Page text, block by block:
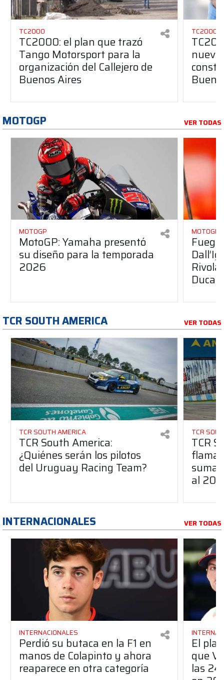
TC2000
TC2000: el plan que trazó
Tango Motorsport para la
organización del Callejero de
Buenos Aires
TC2000
MOTOGP VER TODAS
MOTOGP
MotoGP: Yamaha presentó
su diseño para la temporada
2026
MOTOGP
Ducati
TCR SOUTH AMERICA VER TODAS
TCR SOUTH AMERICA
TCR South America:
¿Quiénes serán los pilotos
del Uruguay Racing Team?
TCR
TCR
suma
al
INTERNACIONALES VER TODAS
INTERNACIONALES
Perdió su butaca en la F1 en
manos de Colapinto y ahora
reaparece en otra categoría
El
que
las